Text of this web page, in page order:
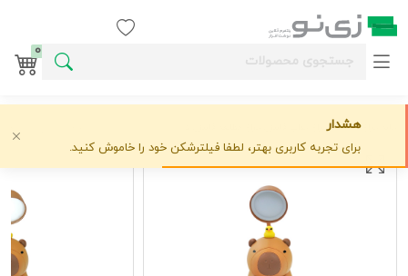
0
چراغ مطالعه و چراغ خواب
هشدار
برای تجربه کاربری بهتر، لطفا فیلترشکن خود را خاموش کنید.